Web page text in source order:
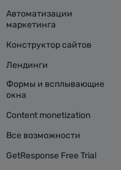
Автоматизации
маркетинга
Конструктор сайтов
Лендинги
Формы и всплывающие
окна
Content monetization
Все возможности
GetResponse Free Trial